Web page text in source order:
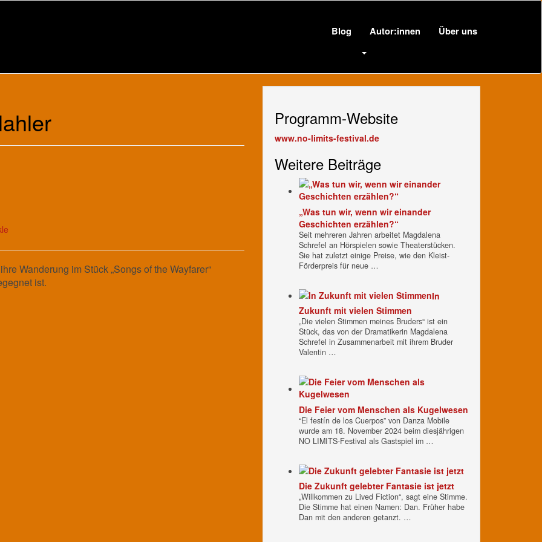
Blog Autor:innen Über uns
Wanderung im Stück „Songs of the Wayfarer“
ist.
Programm-Website
www.no-limits-festival.de
Weitere Beiträge
„Was tun wir, wenn wir einander
Geschichten erzählen?“
Seit mehreren Jahren arbeitet Magdalena
Schrefel an Hörspielen sowie Theaterstücken.
Sie hat zuletzt einige Preise, wie den Kleist-
Förderpreis für neue …
In
Zukunft mit vielen Stimmen
„Die vielen Stimmen meines Bruders“ ist ein
Stück, das von der Dramatikerin Magdalena
Schrefel in Zusammenarbeit mit ihrem Bruder
Valentin …
Die Feier vom Menschen als Kugelwesen
“El festín de los Cuerpos” von Danza Mobile
wurde am 18. November 2024 beim diesjährigen
NO LIMITS-Festival als Gastspiel im …
Die Zukunft gelebter Fantasie ist jetzt
„Willkommen zu Lived Fiction“, sagt eine Stimme.
Die Stimme hat einen Namen: Dan. Früher habe
Dan mit den anderen getanzt. …